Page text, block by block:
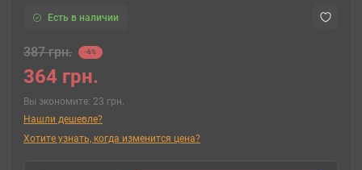
Есть в наличии
387 грн. -6%
364 грн.
Вы экономите: 23 грн.
Нашли дешевле?
Хотите узнать, когда изменится цена?